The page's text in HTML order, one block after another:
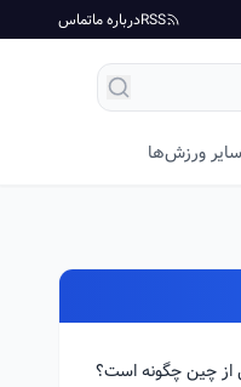
RSSدرباره ماتماس
ورزش‌ها
از چین چگونه است؟